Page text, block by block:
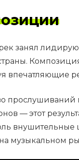
занял
впечатляющие
— этот
музыкальном